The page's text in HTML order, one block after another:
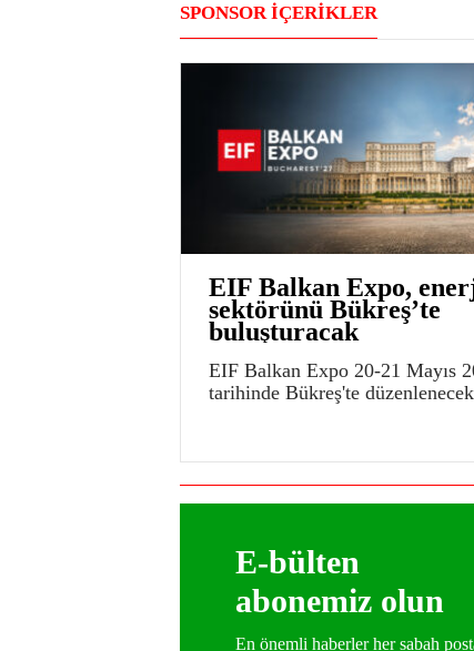
SPONSOR İÇERİKLER
EIF Balkan Expo,
sektörünü Bükreş’te
buluşturacak
EIF Balkan Expo 20-21 Mayıs
tarihinde Bükreş'te düzenlenecek
E-bülten
abonemiz olun
En önemli haberler her sabah